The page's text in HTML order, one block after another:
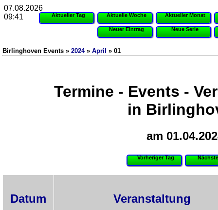
Aktueller Tag Aktuelle Woche Aktueller Monat
Neuer Eintrag Neue Serie
Birlinghoven Events » 2024» April » 01
Termine - Events -
in
am
Vorheriger Tag
Datum Veranstaltung
07.08.2026
09:41